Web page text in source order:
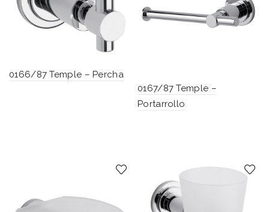
0166/87 Temple – Percha
0167/87 Temple –
Portarrollo